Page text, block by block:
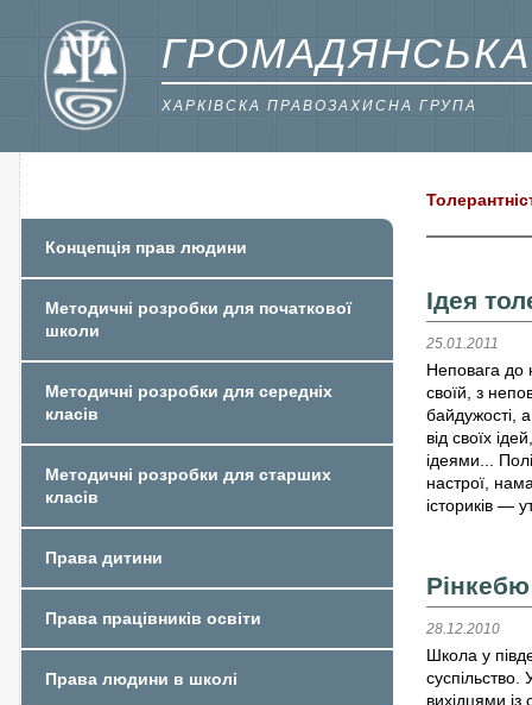
ГРОМАДЯНСЬКА
ХАРКІВСКА ПРАВОЗАХИСНА ГРУПА
Ідея
25.01.2011
Неповага до
своїй, з
байдужості,
від своїх
ідеями...
настрої,
істориків —
Рінкебю
28.12.2010
Школа у
суспільство.
вихідцями із
Концепція прав людини
Методичні розробки для початкової
школи
Методичні розробки для середніх
класів
Методичні розробки для старших
класів
Права дитини
Права працівників освіти
Права людини в школі